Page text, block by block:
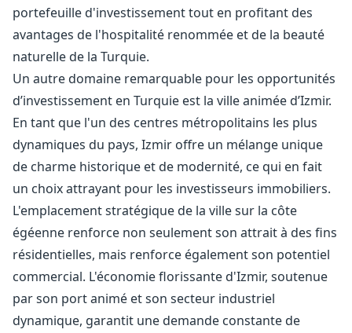
portefeuille d'investissement tout en profitant des
avantages de l'hospitalité renommée et de la beauté
naturelle de la Turquie.
Un autre domaine remarquable pour les opportunités
d’investissement en Turquie est la ville animée d’Izmir.
En tant que l'un des centres métropolitains les plus
dynamiques du pays, Izmir offre un mélange unique
de charme historique et de modernité, ce qui en fait
un choix attrayant pour les investisseurs immobiliers.
L'emplacement stratégique de la ville sur la côte
égéenne renforce non seulement son attrait à des fins
résidentielles, mais renforce également son potentiel
commercial. L'économie florissante d'Izmir, soutenue
par son port animé et son secteur industriel
dynamique, garantit une demande constante de